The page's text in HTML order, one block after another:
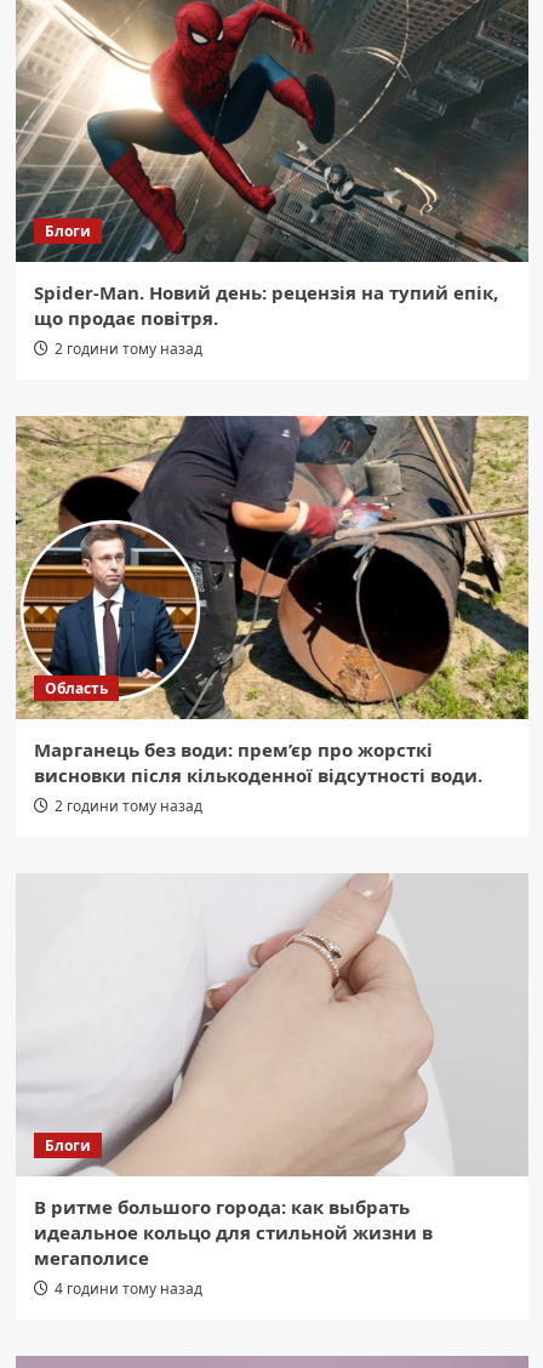
Блоги
Spider-Man. Новий день: рецензія на тупий епік,
що продає повітря.
2 години тому назад
Область
Марганець без води: прем’єр про жорсткі
висновки після кількоденної відсутності води.
2 години тому назад
Блоги
В ритме большого города: как выбрать
идеальное кольцо для стильной жизни в
мегаполисе
4 години тому назад